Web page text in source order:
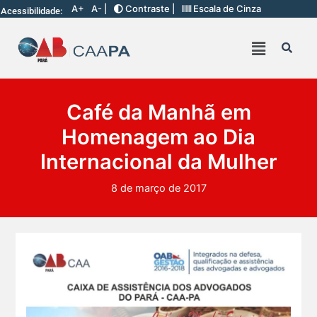
Acessibilidade: A+ A- | Contraste | Escala de Cinza
Café da Manhã em
Homenagem ao Dia
Internacional da Mulher
8 de março de 2017
O domingo perfeito tem endereço certo: Clube da A s...